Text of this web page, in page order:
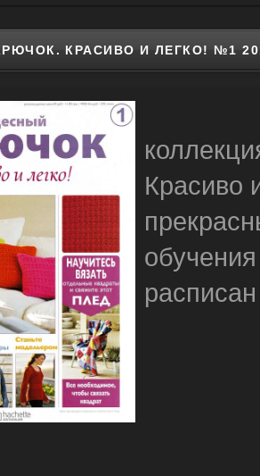
КРАСИВО И ЛЕГКО! №1
Красиво